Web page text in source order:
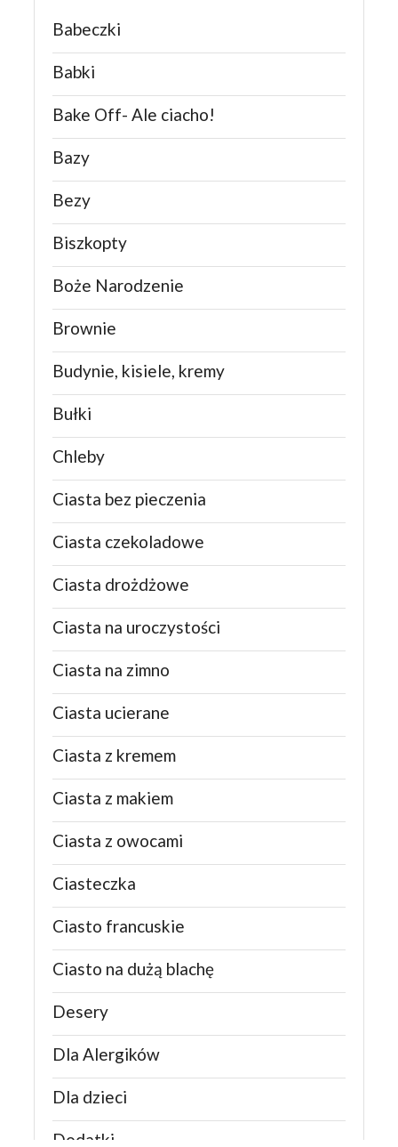
Babeczki
Babki
Bake Off- Ale ciacho!
Bazy
Bezy
Biszkopty
Boże Narodzenie
Brownie
Budynie, kisiele, kremy
Bułki
Chleby
Ciasta bez pieczenia
Ciasta czekoladowe
Ciasta drożdżowe
Ciasta na uroczystości
Ciasta na zimno
Ciasta ucierane
Ciasta z kremem
Ciasta z makiem
Ciasta z owocami
Ciasteczka
Ciasto francuskie
Ciasto na dużą blachę
Desery
Dla Alergików
Dla dzieci
Dodatki